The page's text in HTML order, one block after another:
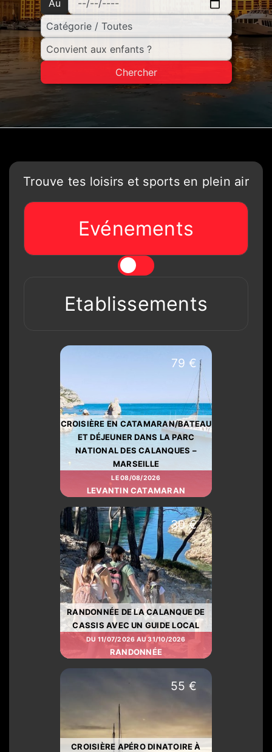
Au
Chercher
Trouve tes loisirs et sports en plein air
Evénements
Etablissements
79 €
CROISIÈRE EN CATAMARAN/BATEAU
ET DÉJEUNER DANS LA PARC
NATIONAL DES CALANQUES –
MARSEILLE
LE 08/08/2026
LEVANTIN CATAMARAN
30 €
RANDONNÉE DE LA CALANQUE DE
CASSIS AVEC UN GUIDE LOCAL
DU 11/07/2026 AU 31/10/2026
RANDONNÉE
55 €
CROISIÈRE APÉRO DINATOIRE À